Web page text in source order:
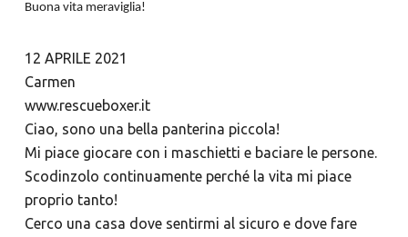
Buona vita meraviglia!
12 APRILE 2021
Carmen
www.rescueboxer.it
Ciao, sono una bella panterina piccola!
Mi piace giocare con i maschietti e baciare le persone.
Scodinzolo continuamente perché la vita mi piace
proprio tanto!
Cerco una casa dove sentirmi al sicuro e dove fare